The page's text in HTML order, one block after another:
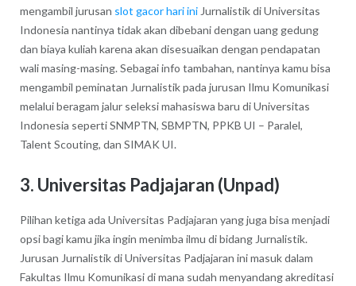
mengambil jurusan slot gacor hari iniJurnalistik di Universitas
Indonesia nantinya tidak akan dibebani dengan uang gedung
dan biaya kuliah karena akan disesuaikan dengan pendapatan
wali masing-masing. Sebagai info tambahan, nantinya kamu bisa
mengambil peminatan Jurnalistik pada jurusan Ilmu Komunikasi
melalui beragam jalur seleksi mahasiswa baru di Universitas
Indonesia seperti SNMPTN, SBMPTN, PPKB UI – Paralel,
Talent Scouting, dan SIMAK UI.
3. Universitas Padjajaran (Unpad)
Pilihan ketiga ada Universitas Padjajaran yang juga bisa menjadi
opsi bagi kamu jika ingin menimba ilmu di bidang Jurnalistik.
Jurusan Jurnalistik di Universitas Padjajaran ini masuk dalam
Fakultas Ilmu Komunikasi di mana sudah menyandang akreditasi